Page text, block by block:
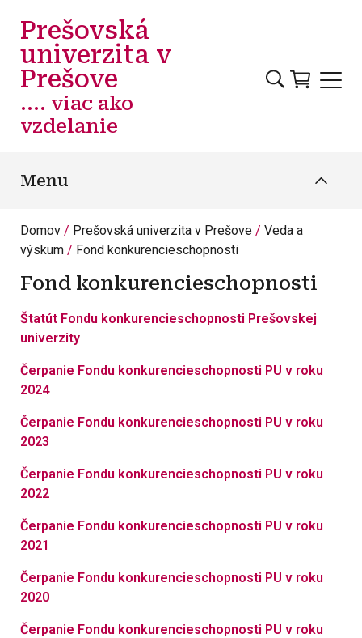
Prešovská
univerzita v
Prešove
.... viac ako
vzdelanie
Menu
Domov Prešovská univerzita v Prešove
Veda a
výskum
Fond konkurencieschopnosti
Fond konkurencieschopnosti
Štatút Fondu konkurencieschopnosti Prešovskej
univerzity
Čerpanie Fondu konkurencieschopnosti PU v roku
2024
Čerpanie Fondu konkurencieschopnosti PU v roku
2023
Čerpanie Fondu konkurencieschopnosti PU v roku
2022
Čerpanie Fondu konkurencieschopnosti PU v roku
2021
Čerpanie Fondu konkurencieschopnosti PU v roku
2020
Čerpanie Fondu konkurencieschopnosti PU v roku